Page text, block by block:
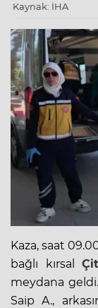
Kaynak: İHA
Kaza, saat
bağlı kırsal
meydana
Saip A.,